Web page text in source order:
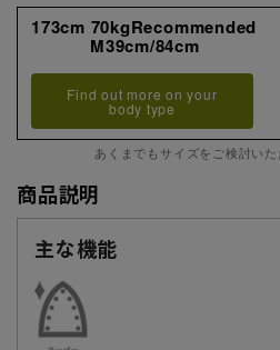
173cm 70kgRecommended
M39cm/84cm
Find out more on your
body type
あくまでもサイズをご検討いた
商品説明
主な機能